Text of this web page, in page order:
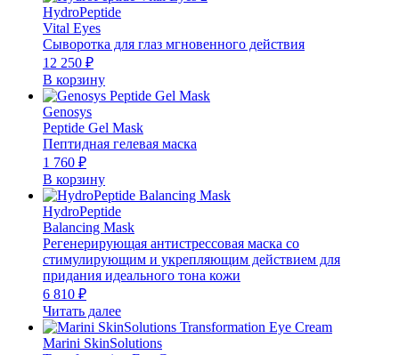
HydroPeptide
Vital Eyes
Сыворотка для глаз мгновенного действия
12 250 ₽
В корзину
Genosys
Peptide Gel Mask
Пептидная гелевая маска
1 760 ₽
В корзину
HydroPeptide
Balancing Mask
Регенерирующая антистрессовая маска со
стимулирующим и укрепляющим действием для
придания идеального тона кожи
6 810 ₽
Читать далее
Marini SkinSolutions